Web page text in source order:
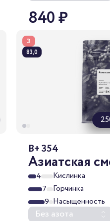
840 ₽
Э
83,0
B+ 354
Азиатская
4
Кислинка
7
Горчинка
9 Насыщенность
Без азота